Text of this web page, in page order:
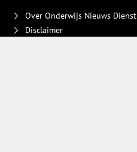
Over Onderwijs Nieuws Dienst
Disclaimer